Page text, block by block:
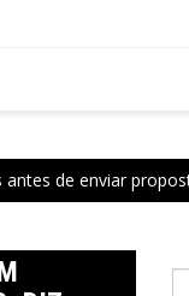
de enviar